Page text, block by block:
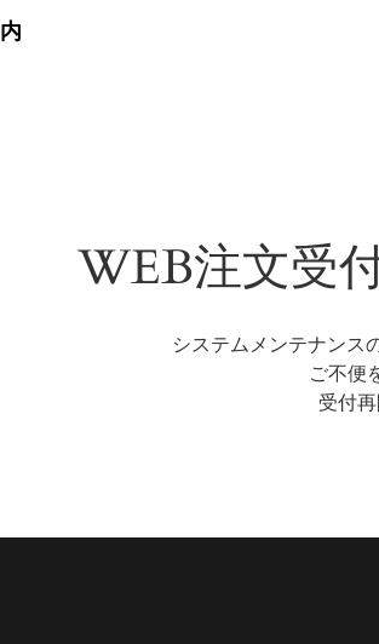
WEB注文受
システムメンテナンス
ご不便
受付